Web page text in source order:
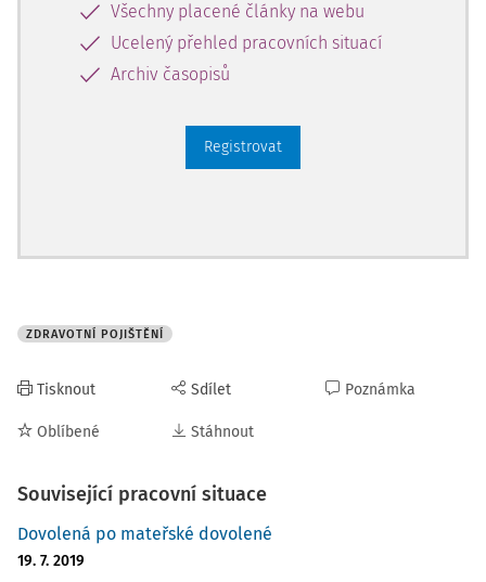
Všechny placené články na webu
Ucelený přehled pracovních situací
Archiv časopisů
Registrovat
ZDRAVOTNÍ POJIŠTĚNÍ
Tisknout
Oblíbené
Sdílet
Stáhnout
Poznámka
Související pracovní situace
Dovolená po mateřské dovolené
19. 7. 2019